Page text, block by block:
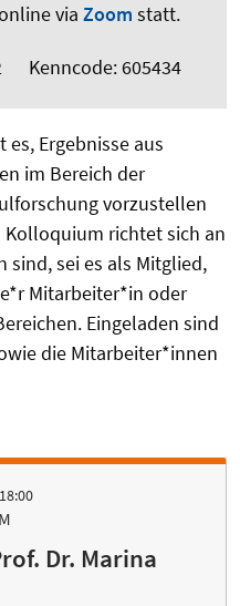
via Zoom statt.
Kenncode: 605434
Ergebnisse aus
im Bereich der
vorzustellen
Kolloquium richtet sich an
sind, sei es als Mitglied,
Mitarbeiter*in oder
Eingeladen sind
die Mitarbeiter*innen
Dr. Marina